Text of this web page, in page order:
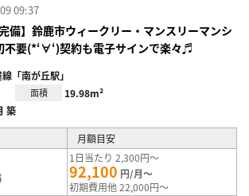
09:37
備】鈴鹿市ウィークリー・マンスリーマンシ
不要(*‘∀‘)契約も電子サインで楽々♬
「南が丘駅」
面積 19.98m²
築
月額目安
1日当たり 2,300円～
92,100 円/月～
初期費用他 22,000円～